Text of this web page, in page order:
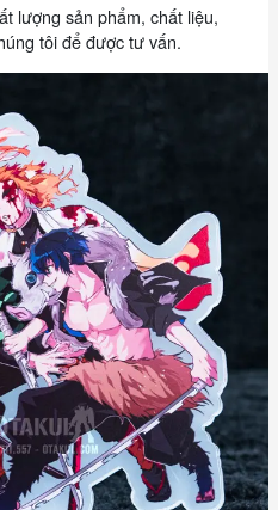
lượng sản phẩm, chất liệu,
tôi để được tư vấn.